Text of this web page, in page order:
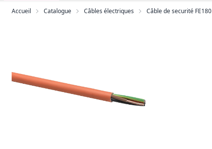
Accueil Catalogue Câbles électriques Câble de securité FE180